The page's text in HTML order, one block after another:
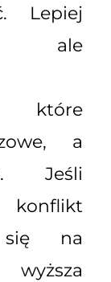
Lepiej
ale
które
a
Jeśli
się na